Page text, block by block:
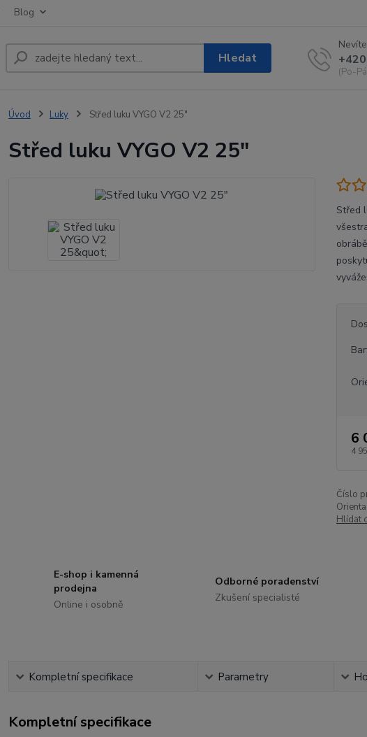
Blog
Hledat
(Po-
Úvod Luky Střed luku VYGO V2 25"
Střed luku VYGO V2 25"
Střed
6
4
Číslo
Hlídat
E-shop i kamenná
prodejna
Online i osobně
Odborné poradenství
Zkušení specialisté
Kompletní specifikace Parametry
Kompletní specifikace